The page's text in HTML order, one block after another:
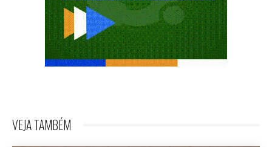
VEJA TAMBÉM